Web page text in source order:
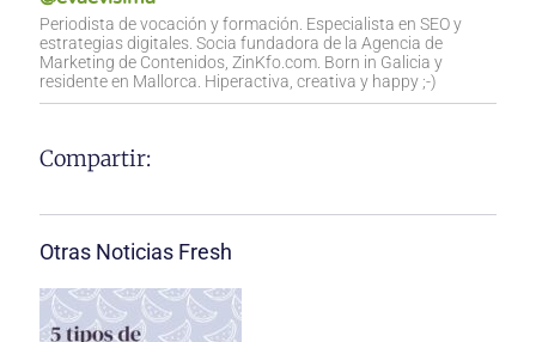
Periodista de vocación y formación. Especialista en SEO y
estrategias digitales. Socia fundadora de la Agencia de
Marketing de Contenidos, ZinKfo.com. Born in Galicia y
residente en Mallorca. Hiperactiva, creativa y happy ;-)
Compartir:
Otras Noticias Fresh